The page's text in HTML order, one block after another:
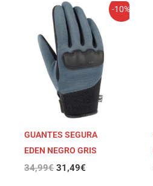
-10%
GUANTES SEGURA
EDEN NEGRO GRIS
34,99€
El
precio
original
era:
34,99€.
31,49€
precio
actual
es:
31,49€.